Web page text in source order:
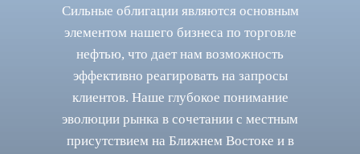
Сильные облигации являются основным
элементом нашего бизнеса по торговле
нефтью, что дает нам возможность
эффективно реагировать на запросы
клиентов. Наше глубокое понимание
эволюции рынка в сочетании с местным
присутствием на Ближнем Востоке и в